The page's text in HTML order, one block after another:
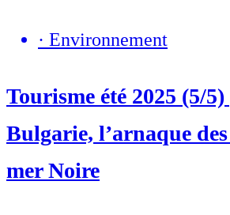
· Environnement
Tourisme été 2025 (5/5)
Bulgarie, l’arnaque
mer Noire